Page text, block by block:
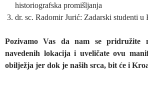
historiografska promišljanja
dr. sc. Radomir Jurić: Zadarski studenti u
Pozivamo Vas da nam se pridružite
navedenih lokacija i uveličate ovu
obilježja jer dok je naših srca, bit će i